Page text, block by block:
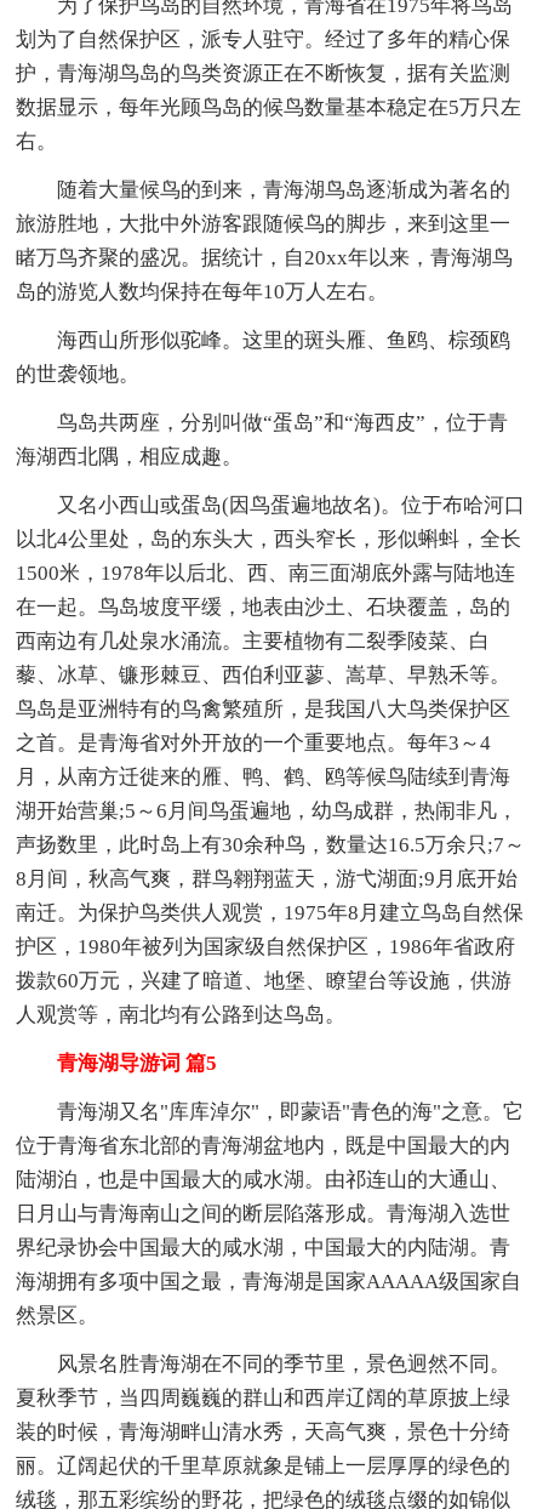
为了保护鸟岛的自然环境，青海省在1975年将鸟岛
划为了自然保护区，派专人驻守。经过了多年的精心保
护，青海湖鸟岛的鸟类资源正在不断恢复，据有关监测
数据显示，每年光顾鸟岛的候鸟数量基本稳定在5万只左
右。
随着大量候鸟的到来，青海湖鸟岛逐渐成为著名的
旅游胜地，大批中外游客跟随候鸟的脚步，来到这里一
睹万鸟齐聚的盛况。据统计，自20xx年以来，青海湖鸟
岛的游览人数均保持在每年10万人左右。
海西山所形似驼峰。这里的斑头雁、鱼鸥、棕颈鸥
的世袭领地。
鸟岛共两座，分别叫做“蛋岛”和“海西皮”，位于青
海湖西北隅，相应成趣。
又名小西山或蛋岛(因鸟蛋遍地故名)。位于布哈河口
以北4公里处，岛的东头大，西头窄长，形似蝌蚪，全长
1500米，1978年以后北、西、南三面湖底外露与陆地连
在一起。鸟岛坡度平缓，地表由沙土、石块覆盖，岛的
西南边有几处泉水涌流。主要植物有二裂季陵菜、白
藜、冰草、镰形棘豆、西伯利亚蓼、嵩草、早熟禾等。
鸟岛是亚洲特有的鸟禽繁殖所，是我国八大鸟类保护区
之首。是青海省对外开放的一个重要地点。每年3～4
月，从南方迁徙来的雁、鸭、鹤、鸥等候鸟陆续到青海
湖开始营巢;5～6月间鸟蛋遍地，幼鸟成群，热闹非凡，
声扬数里，此时岛上有30余种鸟，数量达16.5万余只;7～
8月间，秋高气爽，群鸟翱翔蓝天，游弋湖面;9月底开始
南迁。为保护鸟类供人观赏，1975年8月建立鸟岛自然保
护区，1980年被列为国家级自然保护区，1986年省政府
拨款60万元，兴建了暗道、地堡、瞭望台等设施，供游
人观赏等，南北均有公路到达鸟岛。
青海湖导游词 篇5
青海湖又名"库库淖尔"，即蒙语"青色的海"之意。它
位于青海省东北部的青海湖盆地内，既是中国最大的内
陆湖泊，也是中国最大的咸水湖。由祁连山的大通山、
日月山与青海南山之间的断层陷落形成。青海湖入选世
界纪录协会中国最大的咸水湖，中国最大的内陆湖。青
海湖拥有多项中国之最，青海湖是国家AAAAA级国家自
然景区。
风景名胜青海湖在不同的季节里，景色迥然不同。
夏秋季节，当四周巍巍的群山和西岸辽阔的草原披上绿
装的时候，青海湖畔山清水秀，天高气爽，景色十分绮
丽。辽阔起伏的千里草原就象是铺上一层厚厚的绿色的
绒毯，那五彩缤纷的野花，把绿色的绒毯点缀的如锦似